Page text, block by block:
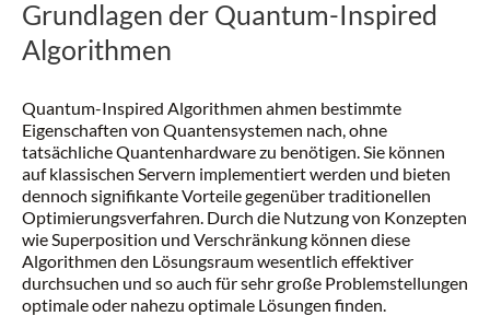
Grundlagen der Quantum-Inspired
Algorithmen
Quantum-Inspired Algorithmen ahmen bestimmte
Eigenschaften von Quantensystemen nach, ohne
tatsächliche Quantenhardware zu benötigen. Sie können
auf klassischen Servern implementiert werden und bieten
dennoch signifikante Vorteile gegenüber traditionellen
Optimierungsverfahren. Durch die Nutzung von Konzepten
wie Superposition und Verschränkung können diese
Algorithmen den Lösungsraum wesentlich effektiver
durchsuchen und so auch für sehr große Problemstellungen
optimale oder nahezu optimale Lösungen finden.